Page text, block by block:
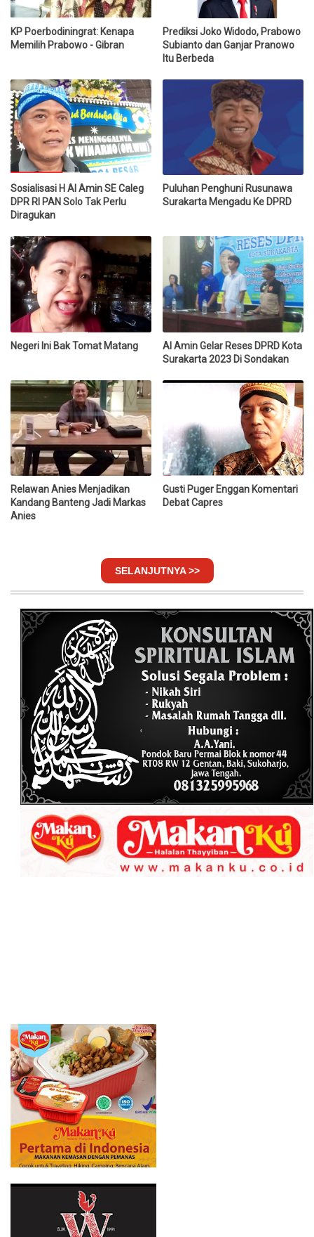
KP Poerbodiningrat: Kenapa
Memilih Prabowo - Gibran
Prediksi Joko Widodo, Prabowo
Subianto dan Ganjar Pranowo
Itu Berbeda
Sosialisasi H Al Amin SE Caleg
DPR RI PAN Solo Tak Perlu
Diragukan
Puluhan Penghuni Rusunawa
Surakarta Mengadu Ke DPRD
Negeri Ini Bak Tomat Matang
Al Amin Gelar Reses DPRD Kota
Surakarta 2023 Di Sondakan
Relawan Anies Menjadikan
Kandang Banteng Jadi Markas
Anies
Gusti Puger Enggan Komentari
Debat Capres
SELANJUTNYA >>